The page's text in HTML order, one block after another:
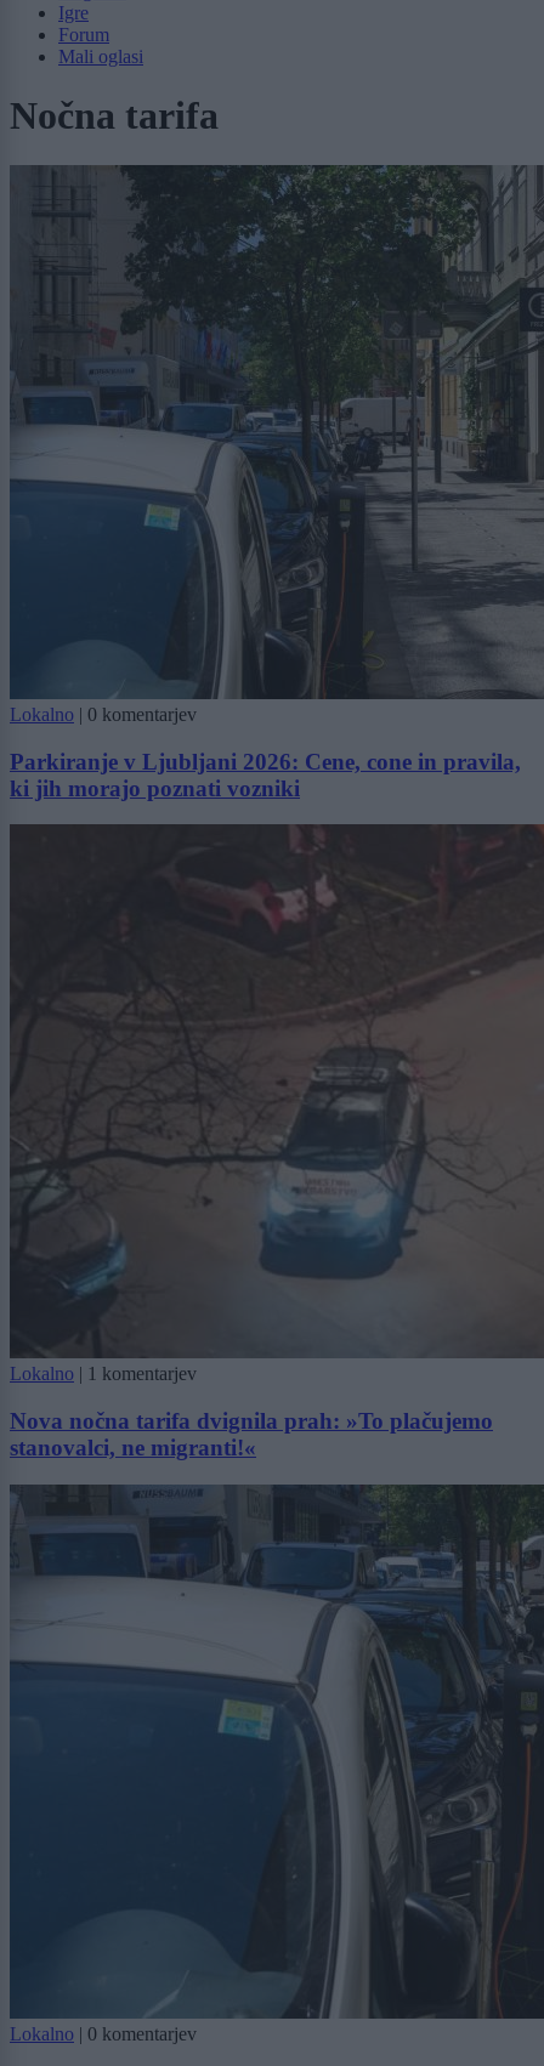
Igre
Forum
Mali oglasi
Nočna tarifa
Lokalno | 0 komentarjev
Parkiranje v Ljubljani 2026: Cene, cone in pravila,
ki jih morajo poznati vozniki
Lokalno | 1 komentarjev
Nova nočna tarifa dvignila prah: »To plačujemo
stanovalci, ne migranti!«
Lokalno | 0 komentarjev